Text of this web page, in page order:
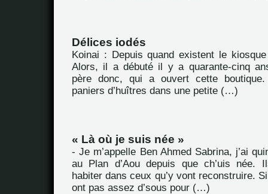
Délices iodés
Koinai : Depuis quand existent le
Alors, il a débuté il y a quarante-cinq
père donc, qui a ouvert cette
paniers d’huîtres dans une petite (…)
« Là où je suis née »
- Je m’appelle Ben Ahmed Sabrina, j’ai
au Plan d’Aou depuis que ch’uis née.
habiter dans ceux qu’y vont reconstruire.
ont pas assez d’sous pour (…)